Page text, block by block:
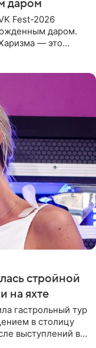
даром
Fest-2026
даром.
— это
стройной
на яхте
гастрольный тур
в столицу
выступлений в